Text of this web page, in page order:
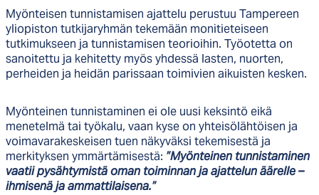
Myönteisen tunnistamisen ajattelu perustuu Tampereen
yliopiston tutkijaryhmän tekemään monitieteiseen
tutkimukseen ja tunnistamisen teorioihin. Työotetta on
sanoitettu ja kehitetty myös yhdessä lasten, nuorten,
perheiden ja heidän parissaan toimivien aikuisten kesken.
Myönteinen tunnistaminen ei ole uusi keksintö eikä
menetelmä tai työkalu, vaan kyse on yhteisölähtöisen ja
voimavarakeskeisen tuen näkyväksi tekemisestä ja
merkityksen ymmärtämisestä: ”Myönteinen tunnistaminen
vaatii pysähtymistä oman toiminnan ja ajattelun äärelle –
ihmisenä ja ammattilaisena.”